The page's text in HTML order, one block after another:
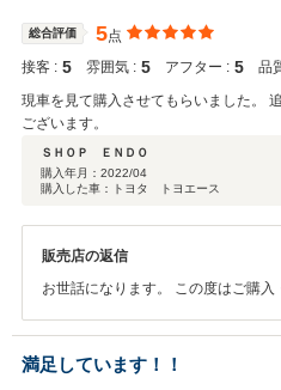
総合評価 5点
接客 : 5 雰囲気 : 5 アフター : 5 品
現車を見て購入させてもらいました。
ございます。
ＳＨＯＰ ＥＮＤＯ
購入年月： 2022/04
購入した車：トヨタ トヨエース
販売店の返信
お世話になります。 この度はご購
す。
満足しています！！